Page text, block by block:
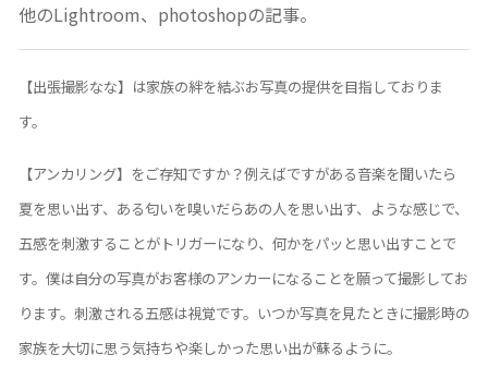
他のLightroom、photoshopの記事。
【出張撮影なな】は家族の絆を結ぶお写真の提供を目指しておりま
す。
【アンカリング】をご存知ですか？例えばですがある音楽を聞いたら
夏を思い出す、ある匂いを嗅いだらあの人を思い出す、ような感じで、
五感を刺激することがトリガーになり、何かをパッと思い出すことで
す。僕は自分の写真がお客様のアンカーになることを願って撮影してお
ります。刺激される五感は視覚です。いつか写真を見たときに撮影時の
家族を大切に思う気持ちや楽しかった思い出が蘇るように。